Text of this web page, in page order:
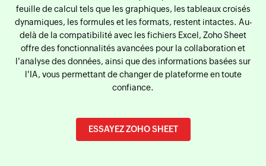
feuille de calcul tels que les graphiques, les tableaux croisés
dynamiques, les formules et les formats, restent intactes. Au-
delà de la compatibilité avec les fichiers Excel, Zoho Sheet
offre des fonctionnalités avancées pour la collaboration et
l'analyse des données, ainsi que des informations basées sur
l'IA, vous permettant de changer de plateforme en toute
confiance.
ESSAYEZ ZOHO SHEET